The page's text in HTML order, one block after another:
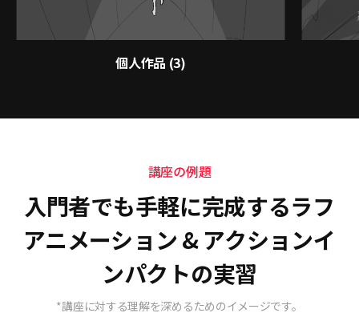
個人作品 (3)
講座の例題
入門者でも手軽に完成するラフ
アニメーション & アクションイ
ンパクトの実習
*講座に対する理解を深めるためのイメージです。